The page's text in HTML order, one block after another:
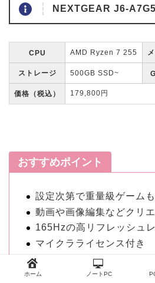
NEXTGEAR J6-
CPU AMD Ryzen 7 255
ストレージ 500GB SSD~
価格（税込） 179,800円
おすすめポイント
設定次第で重量級ゲーム
動画や画像編集などクリ
165Hzの高リフレッシュ
マイクラライセンス付き
ホーム ノートPC